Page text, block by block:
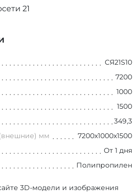
21
СЯ21S10
7200
1000
1500
349,3
мм
7200х1000х1500
От 1 дня
Полипропилен
3D-модели и изображения